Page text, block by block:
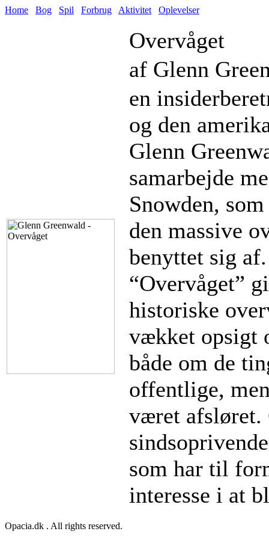
Home Bog Spil Forbrug Aktivitet Oplevelser
Overvåget
af Glenn
en
og den
Glenn
samarbejde
Snowden,
den massive
benyttet sig
“Overvåget”
historiske
vækket opsigt
både om de
offentlige,
været afsløret.
som har til
interesse i at
Opacia.dk . All rights reserved.